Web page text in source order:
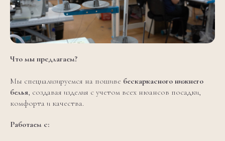
Что мы предлагаем?
Мы специализируемся на пошиве бескаркасного нижнего
белья, создавая изделия с учетом всех нюансов посадки,
комфорта и качества.
Работаем с: